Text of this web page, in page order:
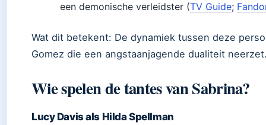
een demonische verleidster (TV Guide;
Wat dit betekent: De dynamiek tussen deze
Gomez die een angstaanjagende dualiteit
Wie spelen de tantes van Sabrina?
Lucy Davis als Hilda Spellman